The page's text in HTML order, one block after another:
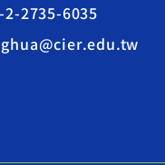
2-2735-6035